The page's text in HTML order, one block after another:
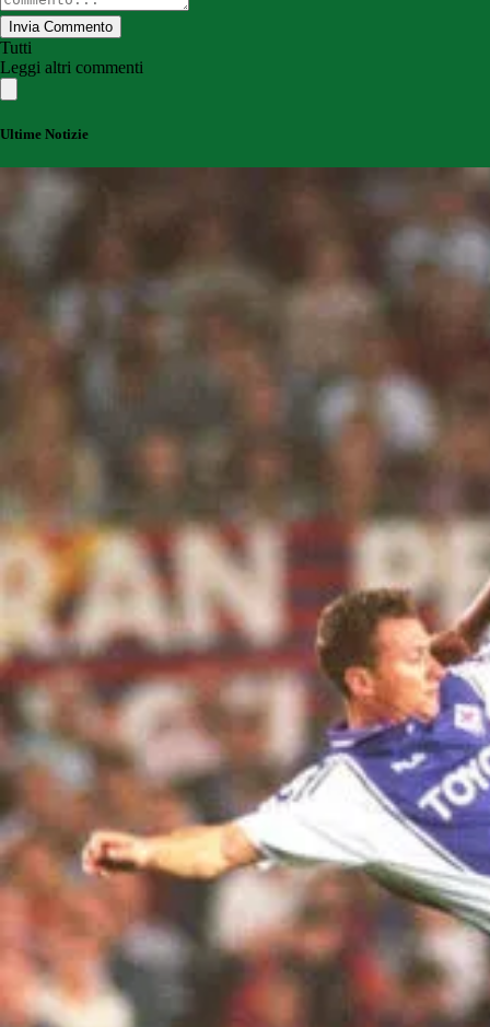
Invia Commento
Tutti
Leggi altri commenti
Ultime Notizie